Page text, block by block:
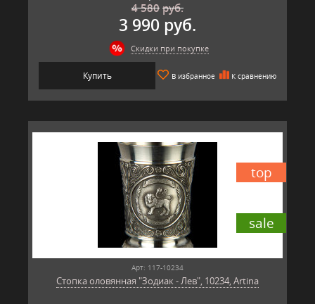
4 580руб.
3 990 руб.
Скидки при покупке
Купить В избранное К сравнению
sale
top
Арт: 117-10234
Стопка оловянная "Зодиак - Лев", 10234, Artina